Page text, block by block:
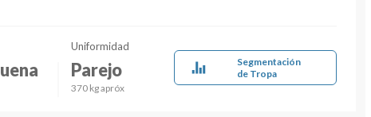
Uniformidad
Parejo
370 kg apróx
Segmentación
de Tropa